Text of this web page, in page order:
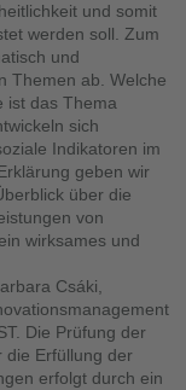
und somit
werden soll. Zum
und
Themen ab. Welche
ist das Thema
sich
Indikatoren im
geben wir
über die
von
wirksames und
Csáki,
Die Prüfung der
die Erfüllung der
erfolgt durch ein